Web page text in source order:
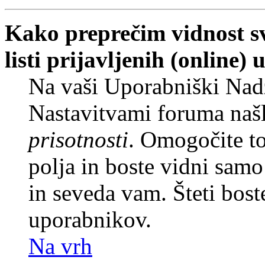
Kako preprečim vidnost
listi prijavljenih (online)
Na vaši Uporabniški
Nastavitvami foruma
prisotnosti. Omogočite
polja in boste vidni
in seveda vam. Šteti
uporabnikov.
Na vrh